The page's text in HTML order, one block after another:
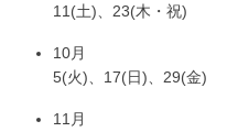
11(土)、23(木・祝)
10月
5(火)、17(日)、29(金)
11月